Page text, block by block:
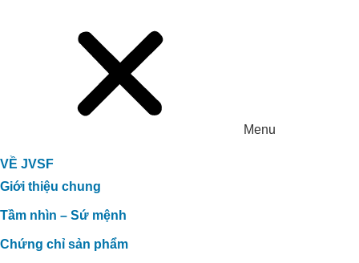
Rì _Bắc Cạn
Menu
VỀ JVSF
Giới thiệu chung
Tầm nhìn – Sứ mệnh
Chứng chỉ sản phẩm